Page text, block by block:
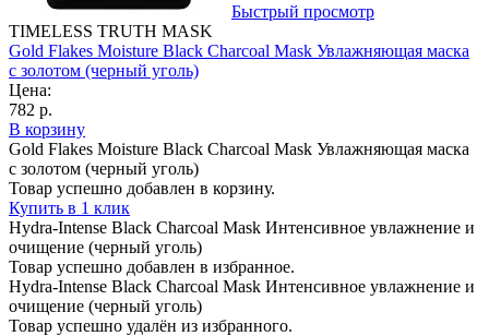
Быстрый просмотр
TIMELESS TRUTH MASK
Gold Flakes Moisture Black Charcoal Mask Увлажняющая маска
с золотом (черный уголь)
Цена:
782 р.
В корзину
Gold Flakes Moisture Black Charcoal Mask Увлажняющая маска
с золотом (черный уголь)
Товар успешно добавлен в корзину.
Купить в 1 клик
Hydra-Intense Black Charcoal Mask Интенсивное увлажнение и
очищение (черный уголь)
Товар успешно добавлен в избранное.
Hydra-Intense Black Charcoal Mask Интенсивное увлажнение и
очищение (черный уголь)
Товар успешно удалён из избранного.